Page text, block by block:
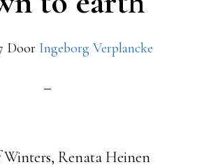
Door Ingeborg Verplancke
Winters, Renata Heinen